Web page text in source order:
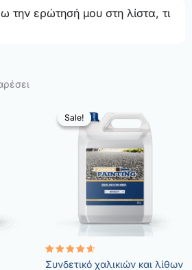
ερώτησή μου στη λίστα, τι
Sale!
Sale!
Rated
Συνδετικό χαλικιών και λίθων